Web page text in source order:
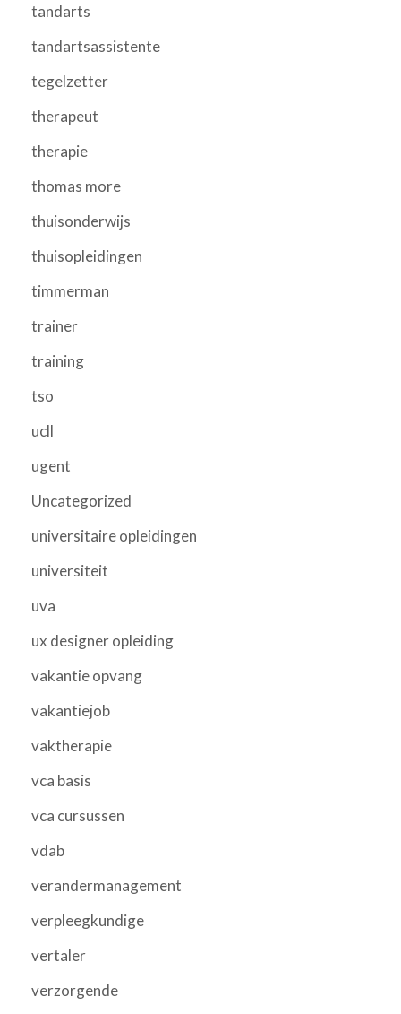
tandarts
tandartsassistente
tegelzetter
therapeut
therapie
thomas more
thuisonderwijs
thuisopleidingen
timmerman
trainer
training
tso
ucll
ugent
Uncategorized
universitaire opleidingen
universiteit
uva
ux designer opleiding
vakantie opvang
vakantiejob
vaktherapie
vca basis
vca cursussen
vdab
verandermanagement
verpleegkundige
vertaler
verzorgende